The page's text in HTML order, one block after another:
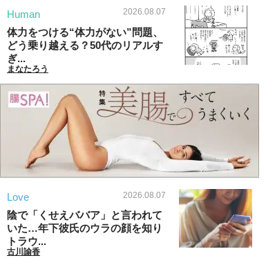
Human 2026.08.07
体力をつける“体力がない”問題、
どう乗り越える？50代のリアルす
ぎ...
まなたろう
Love 2026.08.07
陰で「くせえババア」と言われて
いた…年下彼氏のウラの顔を知り
トラウ...
古川諭香